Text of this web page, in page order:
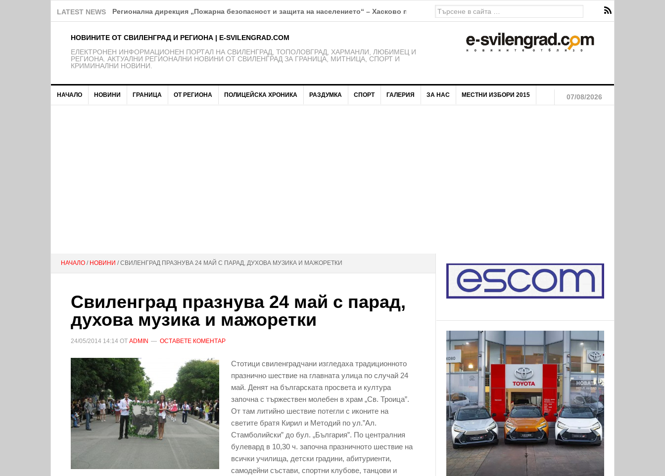
LATEST NEWS Регионална дирекция „Пожарна безопасност и защита на населението“ – Хасково предупреждава за екстремен риск от пожари
НОВИНИТЕ ОТ СВИЛЕНГРАД И РЕГИОНА | E-SVILENGRAD.COM
EЛЕКТРОНЕН ИНФОРМАЦИОНЕН ПОРТАЛ НА СВИЛЕНГРАД, ТОПОЛОВГРАД, ХАРМАНЛИ, ЛЮБИМЕЦ И
РЕГИОНА. АКТУАЛНИ РЕГИОНАЛНИ НОВИНИ ОТ СВИЛЕНГРАД ЗА ГРАНИЦА, МИТНИЦА, СПОРТ И
КРИМИНАЛНИ НОВИНИ.
НАЧАЛО НОВИНИ ГРАНИЦА ОТ РЕГИОНА ПОЛИЦЕЙСКА ХРОНИКА РАЗДУМКА СПОРТ ГАЛЕРИЯ ЗА НАС МЕСТНИ ИЗБОРИ 2015 07/08/2026
НАЧАЛО / НОВИНИ / СВИЛЕНГРАД ПРАЗНУВА 24 МАЙ С ПАРАД, ДУХОВА МУЗИКА И МАЖОРЕТКИ
Свиленград празнува 24 май с парад,
духова музика и мажоретки
24/05/2014 14:14 ОТ ADMIN ОСТАВЕТЕ КОМЕНТАР
Стотици свиленградчани изгледаха традиционното
празнично шествие на главната улица по случай 24
май. Денят на българската просвета и култура
започна с тържествен молебен в храм „Св. Троица”.
От там литийно шествие потегли с иконите на
светите братя Кирил и Методий по ул.”Ал.
Стамболийски” до бул. „България”. По централния
булевард в 10,30 ч. започна празничното шествие на
всички училища, детски градини, абитуриенти,
самодейни състави, спортни клубове, танцови и